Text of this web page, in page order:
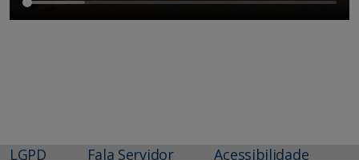
LGPD Fala Servidor Acessibilidade